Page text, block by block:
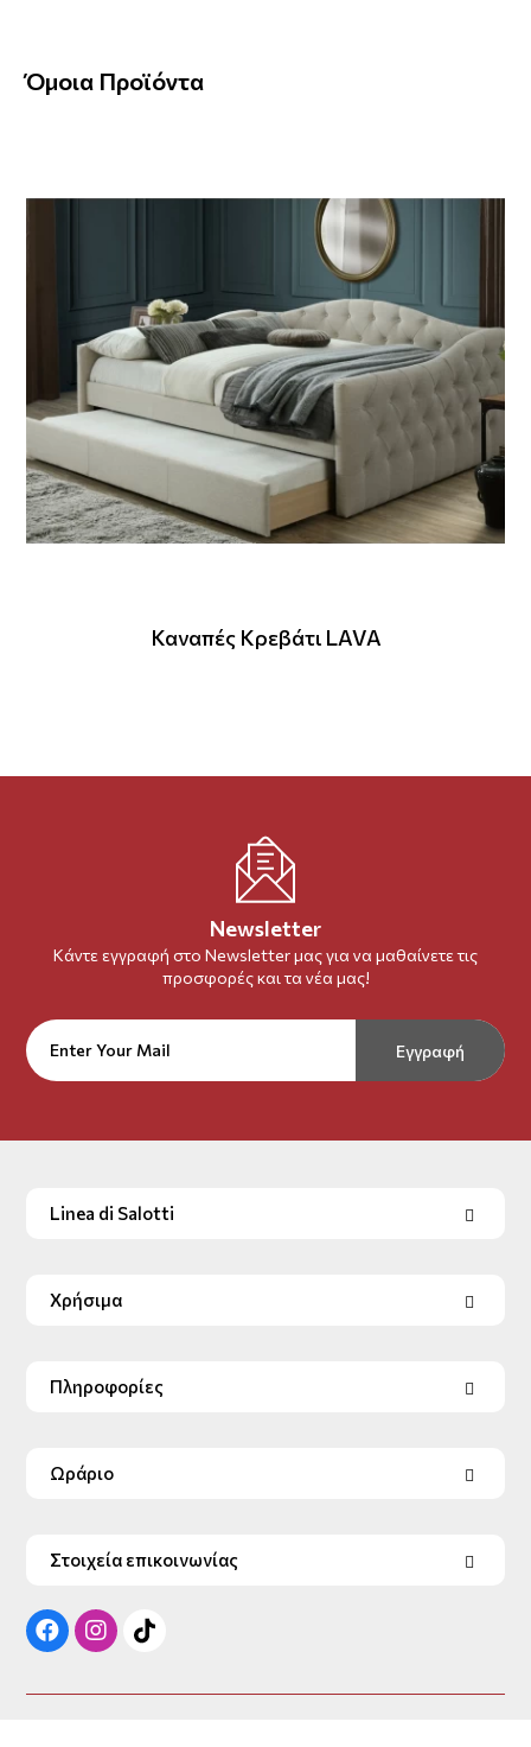
Όμοια Προϊόντα
Καναπές Κρεβάτι LAVA
Newsletter
Κάντε εγγραφή στο Newsletter μας για να μαθαίνετε τις
προσφορές και τα νέα μας!
Εγγραφή
Linea di Salotti
Χρήσιμα
Πληροφορίες
Ωράριο
Στοιχεία επικοινωνίας